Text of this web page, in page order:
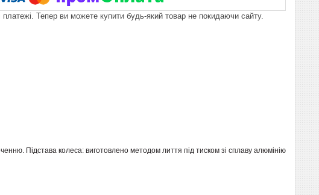
платежі. Тепер ви можете купити будь-який товар не покидаючи сайту.
Підстава колеса: виготовлено методом лиття під тиском зі сплаву алюмінію